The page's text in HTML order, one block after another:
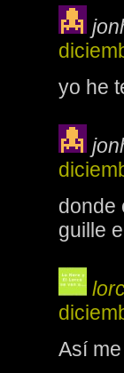
yo he
donde
guille
Así